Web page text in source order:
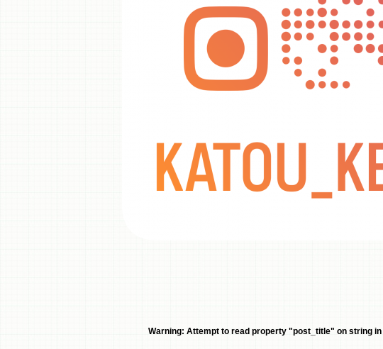
Warning: Attempt to read property "post_title" on string in